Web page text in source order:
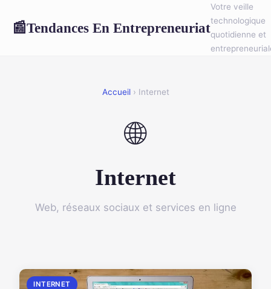
📰Tendances En Entrepreneuriat
Votre veille
technologique
quotidienne et
Accueil› Internet
🌐
Internet
Web, réseaux sociaux et services en ligne
INTERNET